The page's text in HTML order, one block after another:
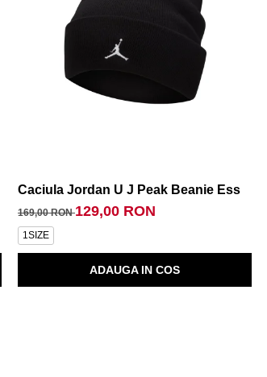
Caciula Jordan U J Peak Beanie Ess
169,00 RON129,00 RON
1SIZE
ADAUGA IN COS